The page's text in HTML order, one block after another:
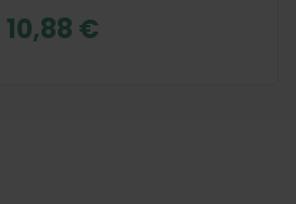
10,88 €